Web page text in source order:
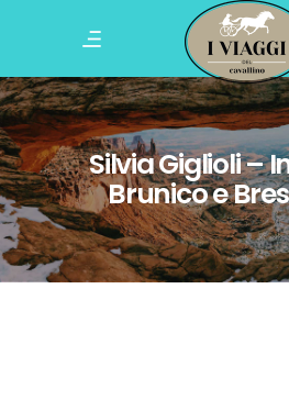
Silvia Giglioli –
Brunico e